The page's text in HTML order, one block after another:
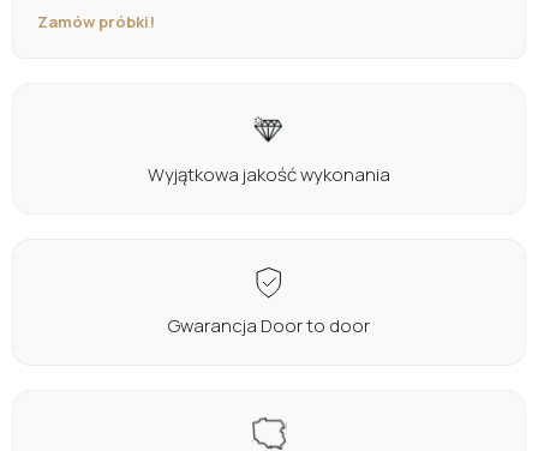
Zamów próbki!
Wyjątkowa jakość wykonania
Gwarancja Door to door